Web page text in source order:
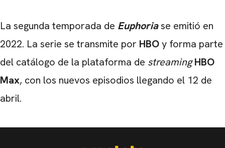
La segunda temporada de Euphoriase emitió en
2022. La serie se transmite por HBOy forma parte
del catálogo de la plataforma de streaming HBO
Max, con los nuevos episodios llegando el 12 de
abril.